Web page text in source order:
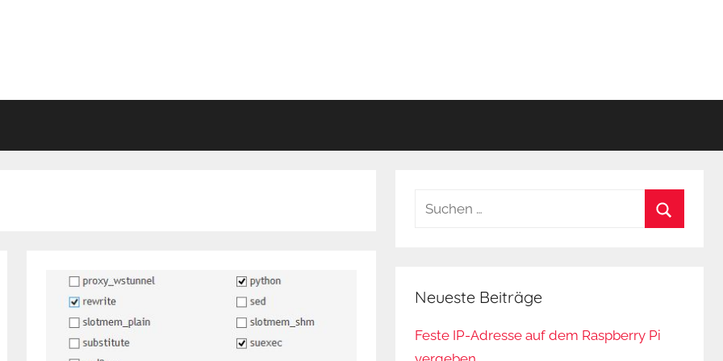
Suchen
Neueste Beiträge
Feste IP-Adresse auf dem Raspberry Pi